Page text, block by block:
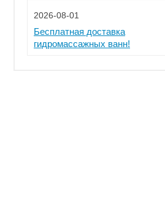
2026-08-01
Бесплатная доставка
гидромассажных ванн!